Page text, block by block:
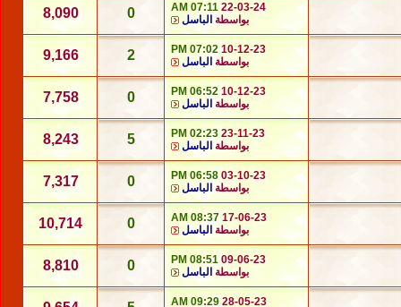
22-03-24
07:11 AM
بواسطة الباسل 0
8,090
10-12-23
07:02 PM
بواسطة الباسل 2
9,166
10-12-23
06:52 PM
بواسطة الباسل 0
7,758
23-11-23
02:23 PM
بواسطة الباسل 5
8,243
03-10-23
06:58 PM
بواسطة الباسل 0
7,317
17-06-23
08:37 AM
بواسطة الباسل 0
10,714
09-06-23
08:51 PM
بواسطة الباسل 0
8,810
28-05-23
09:29 AM